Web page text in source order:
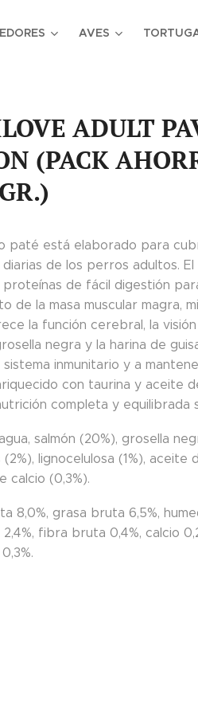
AVES
ADULT
(PACK
paté está elaborado para
de los perros adultos.
de fácil digestión
de la masa muscular magra,
la función cerebral, la
negra y la harina de
inmunitario y a
con taurina y aceite
completa y equilibrada
salmón (20%), grosella
lignocelulosa (1%), aceite
calcio (0,3%).
8,0%, grasa bruta 6,5%,
fibra bruta 0,4%, calcio